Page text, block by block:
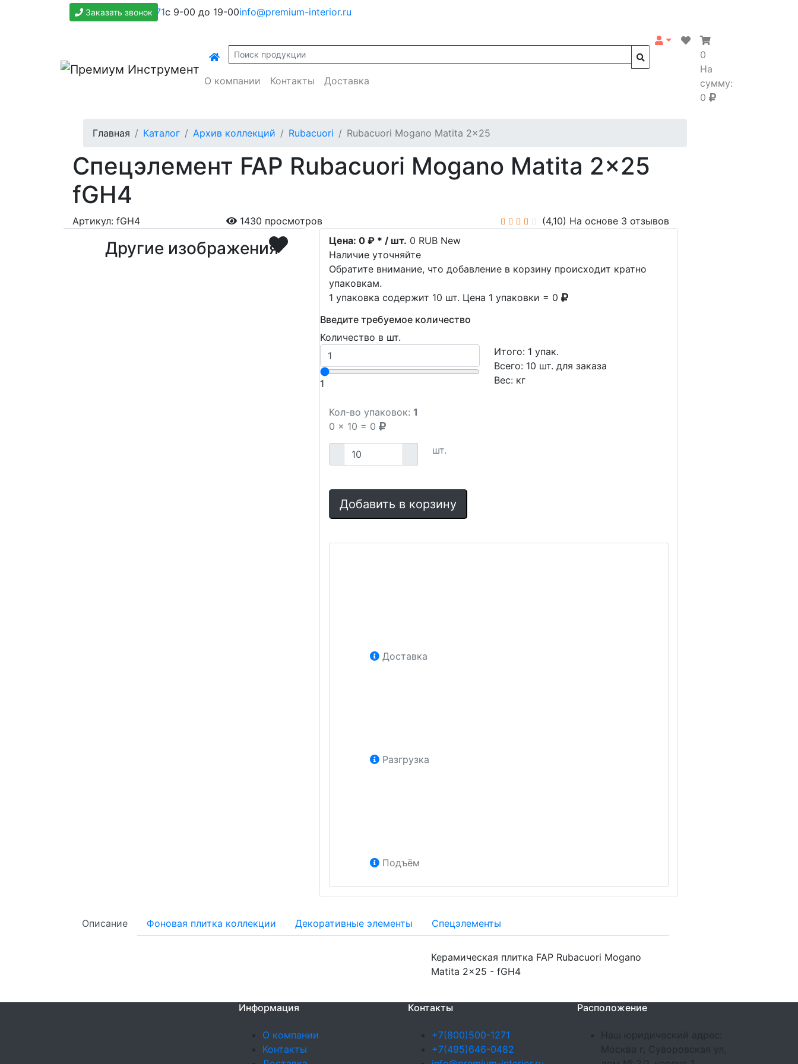
+7(800)500-1271с 9-00 до 19-00info@premium-interior.ru
Заказать звонок
О компании Контакты Доставка
0
На
сумму:
0
Главная Каталог Архив коллекций Rubacuori Rubacuori Mogano Matita 2x25
Спецэлемент FAP Rubacuori Mogano Matita 2x25
fGH4
Артикул: fGH4 1430 просмотров (4,10) На основе 3 отзывов
Другие изображения Цена: 0 ₽ * / шт. 0 RUB New
Наличие уточняйте
Обратите внимание, что добавление в корзину происходит кратно
упаковкам.
1 упаковка содержит 10 шт. Цена 1 упаковки = 0
Введите требуемое количество
Количество в шт.
1
Итого: 1 упак.
Всего: 10 шт. для заказа
Вес: кг
Кол-во упаковок: 1
0 x 10 = 0
шт.
Добавить в корзину
Доставка
Разгрузка
Подъём
Описание Фоновая плитка коллекции Декоративные элементы Спецэлементы
Керамическая плитка FAP Rubacuori Mogano
Matita 2x25 - fGH4
Информация
О компании
Контакты
Контакты
+7(800)500-1271
+7(495)646-0482
Расположение
Наш юридический адрес:
Москва г, Суворовская ул,